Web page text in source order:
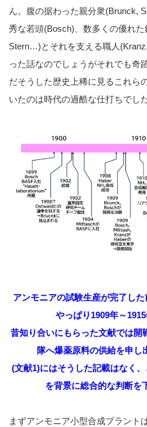
ん。腹の据わった親分衆(Brunck,
秀な若頭(Bosch)、数多くの優れ
Stern…)とそれを支える職人
った話なのでしょうがそれでも奇
だそうした歴史上稀に見るこれら
いたのは時代の過酷な仕打ちでした
アンモニアの試験生産が完了し
やっぱり1909年～
昔知り合いにもらった文献では開
隊へ爆薬原料の供給を申し
(文献1)にはそうした記載はなく
を背景に総合的な判断を
まずアンモニア小型合成プラント